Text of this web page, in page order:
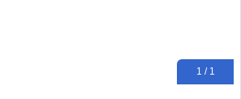
1 / 1